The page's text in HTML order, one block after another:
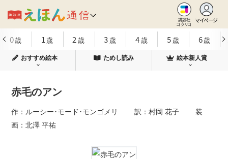
講談社
コクリコ
マイページ
0歳 1歳 2 歳 3歳 4歳 5歳 6歳
おすすめ絵本 ためし読み 絵本新人賞
赤毛のアン
作：ルーシー･モード･モンゴメリ 訳：村岡 花子 装
画：北澤 平祐